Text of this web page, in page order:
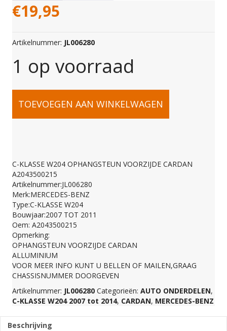
€19,95
Artikelnummer: JL006280
1 op voorraad
C-
W204
OPHANGSTEUN
VOORZIJDE
CARDAN
A2043500215
aantal
TOEVOEGEN AAN WINKELWAGEN
C-KLASSE W204 OPHANGSTEUN VOORZIJDE CARDAN
A2043500215
Artikelnummer:JL006280
Merk:MERCEDES-BENZ
Type:C-KLASSE W204
Bouwjaar:2007 TOT 2011
Oem: A2043500215
Opmerking:
OPHANGSTEUN VOORZIJDE CARDAN
ALLUMINIUM
VOOR MEER INFO KUNT U BELLEN OF MAILEN,GRAAG
CHASSISNUMMER DOORGEVEN
Artikelnummer: JL006280 Categorieën: AUTO ONDERDELEN,
C-KLASSE W204 2007 tot 2014, CARDAN, MERCEDES-BENZ
Beschrijving